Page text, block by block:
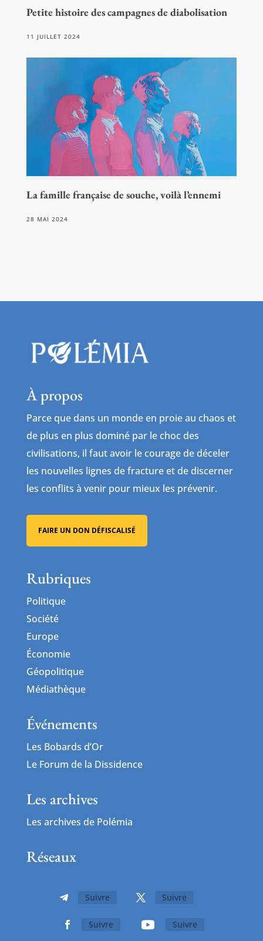
Petite histoire des campagnes de diabolisation
11 JUILLET 2024
La famille française de souche, voilà l’ennemi
28 MAI 2024
À propos
Parce que dans un monde en proie au chaos et
de plus en plus dominé par le choc des
civilisations, il faut avoir le courage de déceler
les nouvelles lignes de fracture et de discerner
les conflits à venir pour mieux les prévenir.
FAIRE UN DON DÉFISCALISÉ
Rubriques
Politique
Société
Europe
Économie
Géopolitique
Médiathèque
Événements
Les Bobards d’Or
Le Forum de la Dissidence
Les archives
Les archives de Polémia
Réseaux
Suivre Suivre
Suivre Suivre